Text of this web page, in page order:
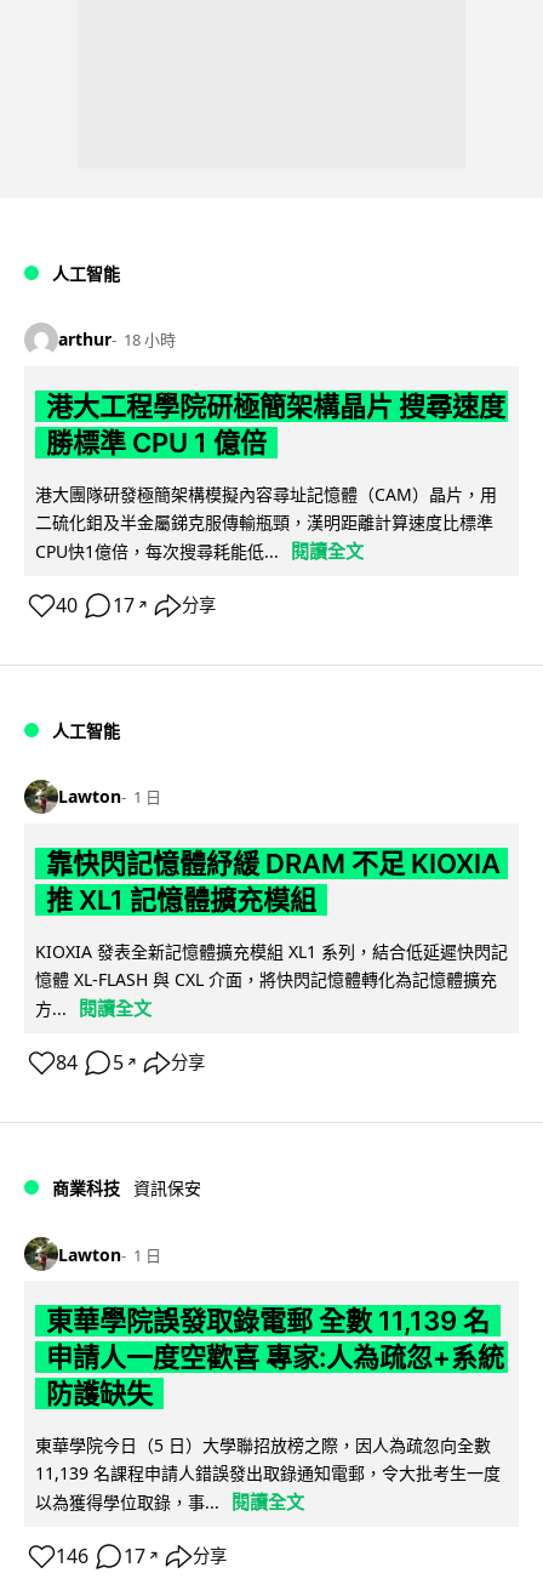
人工智能
arthur 18 小時
港大工程學院研極簡架構晶片 搜尋速度
勝標準 CPU 1 億倍
港大團隊研發極簡架構模擬內容尋址記憶體（CAM）晶片，用
二硫化鉬及半金屬銻克服傳輸瓶頸，漢明距離計算速度比標準
CPU快1億倍，每次搜尋耗能低...
閱讀全文
40 17 ↗ 分享
人工智能
Lawton 1 日
靠快閃記憶體紓緩 DRAM 不足 KIOXIA
推 XL1 記憶體擴充模組
KIOXIA 發表全新記憶體擴充模組 XL1 系列，結合低延遲快閃記
憶體 XL-FLASH 與 CXL 介面，將快閃記憶體轉化為記憶體擴充
方...
閱讀全文
84 5 ↗ 分享
商業科技 資訊保安
Lawton 1 日
東華學院誤發取錄電郵 全數 11,139 名
申請人一度空歡喜 專家:人為疏忽+系統
防護缺失
東華學院今日（5 日）大學聯招放榜之際，因人為疏忽向全數
11,139 名課程申請人錯誤發出取錄通知電郵，令大批考生一度
以為獲得學位取錄，事...
閱讀全文
146 17 ↗ 分享